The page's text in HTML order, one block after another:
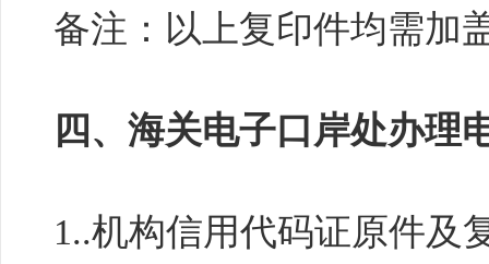
备注：以上复印件均需加
四、海关电子口岸处办理
1..机构信用代码证原件及